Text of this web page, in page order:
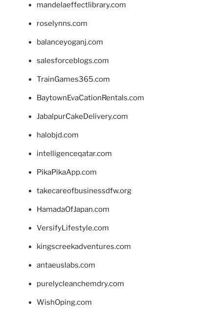
mandelaeffectlibrary.com
roselynns.com
balanceyoganj.com
salesforceblogs.com
TrainGames365.com
BaytownEvaCationRentals.com
JabalpurCakeDelivery.com
halobjd.com
intelligenceqatar.com
PikaPikaApp.com
takecareofbusinessdfw.org
HamadaOfJapan.com
VersifyLifestyle.com
kingscreekadventures.com
antaeuslabs.com
purelycleanchemdry.com
WishOping.com